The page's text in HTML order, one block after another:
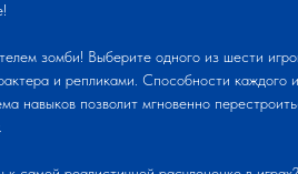
зомби! Выберите одного из шести
и репликами. Способности каждого
навыков позволит мгновенно